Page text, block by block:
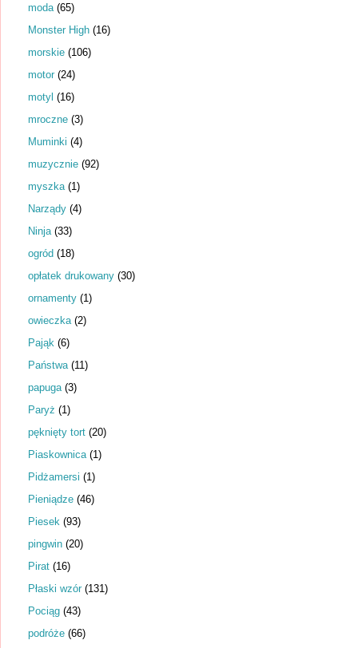
moda (65)
Monster High (16)
morskie (106)
motor (24)
motyl (16)
mroczne (3)
Muminki (4)
muzycznie (92)
myszka (1)
Narządy (4)
Ninja (33)
ogród (18)
opłatek drukowany (30)
ornamenty (1)
owieczka (2)
Pająk (6)
Państwa (11)
papuga (3)
Paryż (1)
pęknięty tort (20)
Piaskownica (1)
Pidżamersi (1)
Pieniądze (46)
Piesek (93)
pingwin (20)
Pirat (16)
Płaski wzór (131)
Pociąg (43)
podróże (66)